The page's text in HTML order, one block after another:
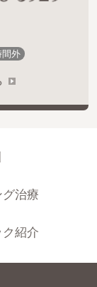
間外
治療
ク紹介